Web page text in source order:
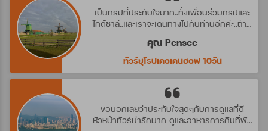
เป็นทริปที่ประทับใจมาก..ทั้งเพื่อนร่วมทริปและ
ไกด์ชาลี..และเราจะเดินทางไปกับท่านอีกค่ะ..ถ้ามี
คุณ Pensee
ทัวร์ยุโรปเคอเคนฮอฟ 10วัน
ขอบอกเลยว่าประทับใจสุดๆกับการดูแลที่ดี
หัวหน้าทัวร์น่ารักมาก ดูและอาหารการกินที่พัก